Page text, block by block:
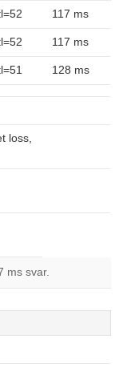
117 ms
117 ms
128 ms
loss,
ms svar.